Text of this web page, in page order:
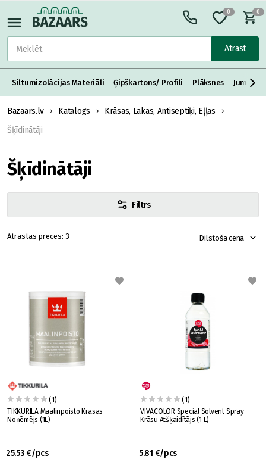
Atrast
0 0
Siltumizolācijas Materiāli Ģipškartons/ Profili Plāksnes Jumta
Bazaars.lv Katalogs
Krāsas, Lakas, Antiseptiķi, Eļļas
Šķīdinātāji
Šķīdinātāji
Filtrs
3 Dilstošā cena
(1)
TIKKURILA Maalinpoisto Krāsas
Noņēmējs (1L)
25.53 €/pcs
(1)
VIVACOLOR Special Solvent Spray
Krāsu Atšķaidītājs (1 L)
5.81 €/pcs